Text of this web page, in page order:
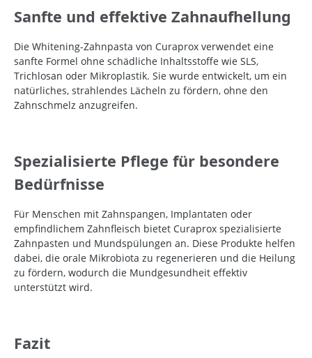
Sanfte und effektive Zahnaufhellung
Die Whitening-Zahnpasta von Curaprox verwendet eine
sanfte Formel ohne schädliche Inhaltsstoffe wie SLS,
Trichlosan oder Mikroplastik. Sie wurde entwickelt, um ein
natürliches, strahlendes Lächeln zu fördern, ohne den
Zahnschmelz anzugreifen.
Spezialisierte Pflege für besondere
Bedürfnisse
Für Menschen mit Zahnspangen, Implantaten oder
empfindlichem Zahnfleisch bietet Curaprox spezialisierte
Zahnpasten und Mundspülungen an. Diese Produkte helfen
dabei, die orale Mikrobiota zu regenerieren und die Heilung
zu fördern, wodurch die Mundgesundheit effektiv
unterstützt wird.
Fazit